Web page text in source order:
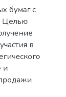
бумаг с
Целью
в
и